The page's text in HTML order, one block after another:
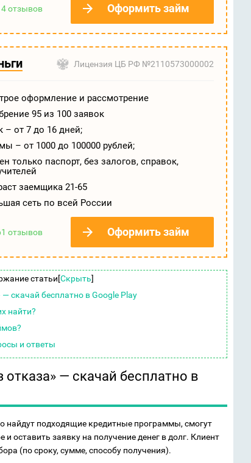
отзывов Оформить займ
Лицензия ЦБ РФ №2110573000002
оформление и рассмотрение
95 из 100 заявок
– от 7 до 16 дней;
– от 1000 до 100000 рублей;
только паспорт, без залогов, справок,
заемщика 21-65
сеть по всей России
отзывов Оформить займ
статьи[Скрыть]
скачай бесплатно в Google Play
найти?
и ответы
— скачай бесплатно в
подходящие кредитные программы, смогут
и оставить заявку на получение денег в долг. Клиент
(по сроку, сумме, способу получения).